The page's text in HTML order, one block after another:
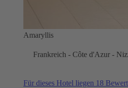
Amaryllis
Frankreich - Côte d'Azur -
Für dieses Hotel liegen 18